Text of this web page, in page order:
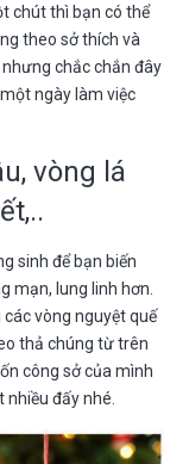
chút thì bạn có thể
theo sở thích và
chắc chắn đây
ngày làm việc
vòng lá
sinh để bạn biến
mạn, lung linh hơn.
vòng nguyệt quế
thả chúng từ trên
công sở của mình
đấy nhé.